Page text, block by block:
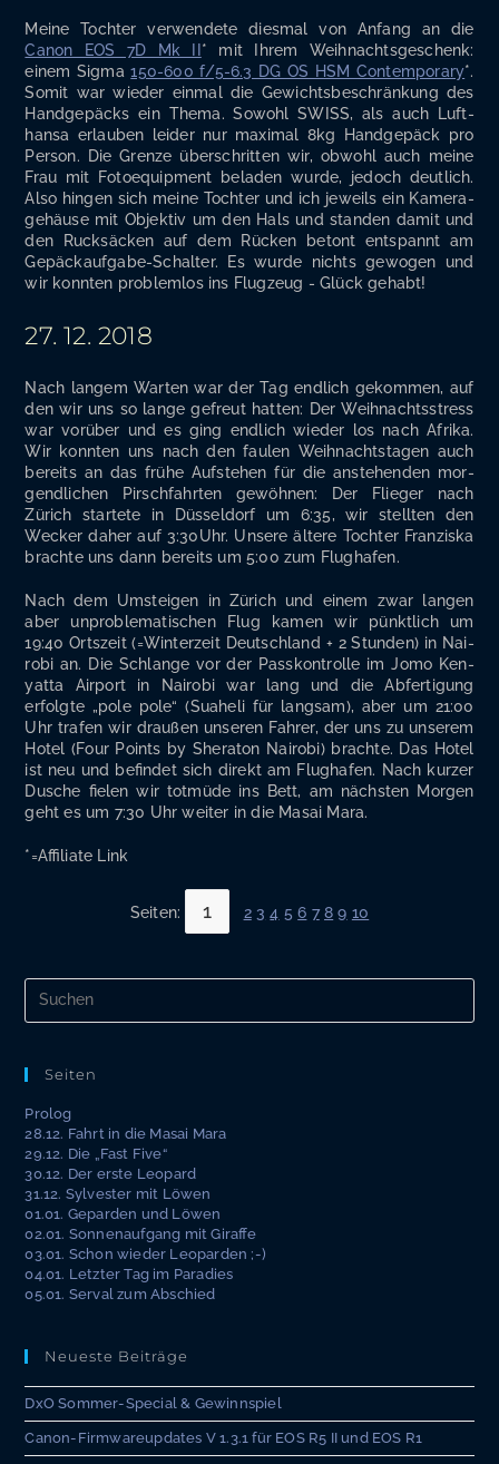
Mei­ne Toch­ter ver­wen­de­te dies­mal von Anfang an die
Canon EOS 7D Mk II * mit Ihrem Weih­nachts­ge­schenk:
einem Sig­ma150-600 f/5-6.3 DG OS HSM Con­tem­po­ra­ry*.
Somit war wie­der ein­mal die Gewichts­be­schrän­kung des
Hand­ge­päcks ein The­ma. Sowohl SWISS, als auch Luft­
han­sa erlau­ben lei­der nur maxi­mal 8kg Hand­ge­päck pro
Per­son. Die Gren­ze über­schrit­ten wir, obwohl auch mei­ne
Frau mit Foto­equip­ment bela­den wur­de, jedoch deut­lich.
Also hin­gen sich mei­ne Toch­ter und ich jeweils ein Kame­ra­
ge­häu­se mit Objek­tiv um den Hals und stan­den damit und
den Ruck­sä­cken auf dem Rücken betont ent­spannt am
Gepäck­auf­ga­be-Schal­ter. Es wur­de nichts gewo­gen und
wir konn­ten pro­blem­los ins Flug­zeug - Glück gehabt!
27. 12. 2018
Nach lan­gem War­ten war der Tag end­lich gekom­men, auf
den wir uns so lan­ge gefreut hat­ten: Der Weih­nachts­stress
war vor­über und es ging end­lich wie­der los nach Afri­ka.
Wir konn­ten uns nach den fau­len Weih­nachts­ta­gen auch
bereits an das frü­he Auf­ste­hen für die anste­hen­den mor­
gend­li­chen Pirsch­fahr­ten gewöh­nen: Der Flie­ger nach
Zürich star­te­te in Düs­sel­dorf um 6:35, wir stell­ten den
Wecker daher auf 3:30Uhr. Unse­re älte­re Toch­ter Fran­zis­ka
brach­te uns dann bereits um 5:00 zum Flughafen.
Nach dem Umstei­gen in Zürich und einem zwar lan­gen
aber unpro­ble­ma­ti­schen Flug kamen wir pünkt­lich um
19:40 Orts­zeit (=Win­ter­zeit Deutsch­land + 2 Stun­den) in Nai­
ro­bi an. Die Schlan­ge vor der Pass­kon­trol­le im Jomo Ken­
yat­ta Air­port in Nai­ro­bi war lang und die Abfer­ti­gung
erfolg­te „pole pole“ (Sua­he­li für lang­sam), aber um 21:00
Uhr tra­fen wir drau­ßen unse­ren Fah­rer, der uns zu unse­rem
Hotel (Four Points by She­ra­ton Nai­ro­bi) brach­te. Das Hotel
ist neu und befin­det sich direkt am Flug­ha­fen. Nach kur­zer
Dusche fie­len wir tot­mü­de ins Bett, am nächs­ten Mor­gen
geht es um 7:30 Uhr wei­ter in die Masai Mara.
*=Affi­lia­te Link
Seiten: 1 2 3 4 5 6 7 8 9 10
Seiten
Prolog
28.12. Fahrt in die Masai Mara
29.12. Die „Fast Five“
30.12. Der erste Leopard
31.12. Sylvester mit Löwen
01.01. Geparden und Löwen
02.01. Sonnenaufgang mit Giraffe
03.01. Schon wieder Leoparden ;-)
04.01. Letzter Tag im Paradies
05.01. Serval zum Abschied
Neueste Beiträge
DxO Sommer-Special & Gewinnspiel
Canon-Firmwareupdates V 1.3.1 für EOS R5 II und EOS R1